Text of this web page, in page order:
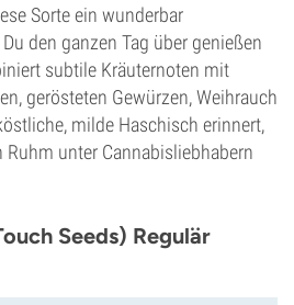
Sorte ein wunderbar
den ganzen Tag über genießen
subtile Kräuternoten mit
gerösteten Gewürzen, Weihrauch
milde Haschisch erinnert,
unter Cannabisliebhabern
Seeds) Regulär